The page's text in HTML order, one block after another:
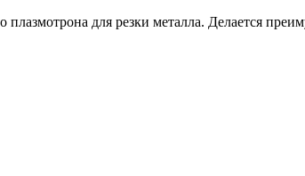
плазмотрона для резки металла. Делается